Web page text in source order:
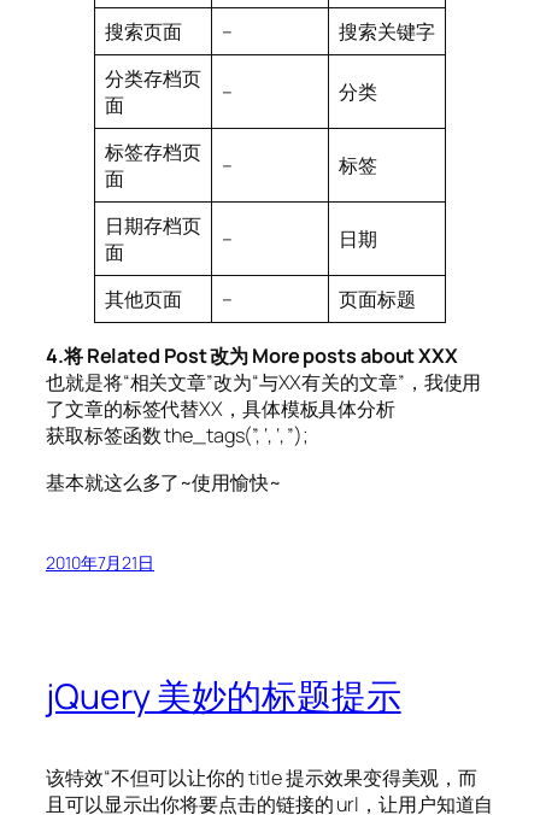
搜索页面
–
搜索关键字
分类存档页
面
– 分类
标签存档页
面
– 标签
日期存档页
面
– 日期
其他页面 – 页面标题
4.将 Related Post 改为 More posts about XXX
也就是将“相关文章”改为“与XX有关的文章”，我使用
了文章的标签代替XX，具体模板具体分析
获取标签函数 the_tags(”, ‘, ‘, ”);
基本就这么多了~使用愉快~
2010年7月21日
jQuery 美妙的标题提示
该特效“不但可以让你的 title 提示效果变得美观，而
且可以显示出你将要点击的链接的 url，让用户知道自